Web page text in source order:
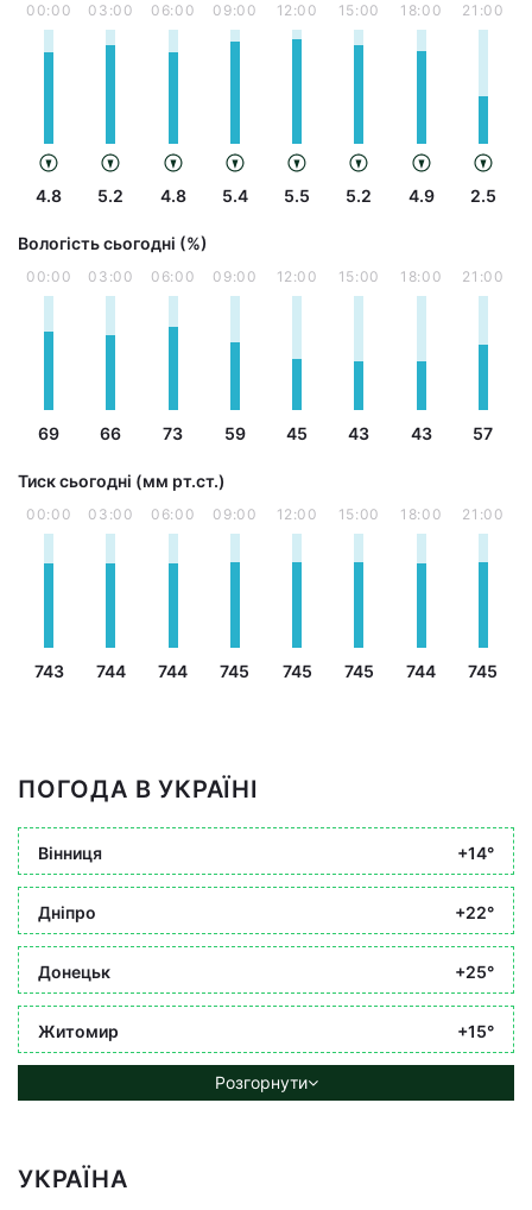
00:00
4.8
03:00
5.2
06:00
4.8
09:00
5.4
12:00
5.5
15:00
5.2
18:00
4.9
21:00
2.5
Вологість сьогодні (%)
00:00
69
03:00
66
06:00
73
09:00
59
12:00
45
15:00
43
18:00
43
21:00
57
Тиск сьогодні (мм рт.ст.)
00:00
743
03:00
744
06:00
744
09:00
745
12:00
745
15:00
745
18:00
744
21:00
745
ПОГОДА В УКРАЇНІ
Вінниця +14°
Дніпро +22°
Донецьк +25°
Житомир +15°
Розгорнути
УКРАЇНА